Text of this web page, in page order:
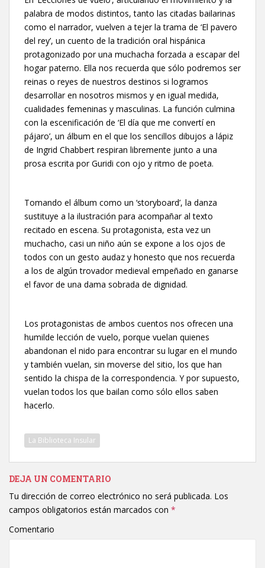
palabra de modos distintos, tanto las citadas bailarinas
como el narrador, vuelven a tejer la trama de ‘El pavero
del rey’, un cuento de la tradición oral hispánica
protagonizado por una muchacha forzada a escapar del
hogar paterno. Ella nos recuerda que sólo podremos ser
reinas o reyes de nuestros destinos si logramos
desarrollar en nosotros mismos y en igual medida,
cualidades femeninas y masculinas. La función culmina
con la escenificación de ‘El día que me convertí en
pájaro’, un álbum en el que los sencillos dibujos a lápiz
de Ingrid Chabbert respiran libremente junto a una
prosa escrita por Guridi con ojo y ritmo de poeta.
Tomando el álbum como un ‘storyboard’, la danza
sustituye a la ilustración para acompañar al texto
recitado en escena. Su protagonista, esta vez un
muchacho, casi un niño aún se expone a los ojos de
todos con un gesto audaz y honesto que nos recuerda
a los de algún trovador medieval empeñado en ganarse
el favor de una dama sobrada de dignidad.
Los protagonistas de ambos cuentos nos ofrecen una
humilde lección de vuelo, porque vuelan quienes
abandonan el nido para encontrar su lugar en el mundo
y también vuelan, sin moverse del sitio, los que han
sentido la chispa de la correspondencia. Y por supuesto,
vuelan todos los que bailan como sólo ellos saben
hacerlo.
La Biblioteca Insular
DEJA UN COMENTARIO
Tu dirección de correo electrónico no será publicada. Los
campos obligatorios están marcados con *
Comentario